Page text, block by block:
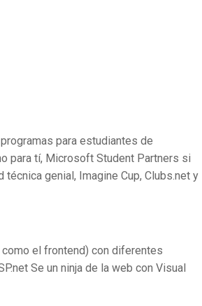
para estudiantes de
para tí, Microsoft Student Partners si
genial, Imagine Cup, Clubs.net y
el frontend) con diferentes
Se un ninja de la web con Visual